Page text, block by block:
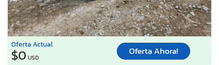
Oferta Actual
$0 USD
Oferta Ahora!